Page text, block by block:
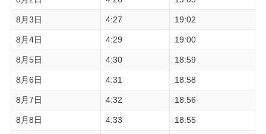
8月3日 4:27 19:02
8月4日 4:29 19:00
8月5日 4:30 18:59
8月6日 4:31 18:58
8月7日 4:32 18:56
8月8日 4:33 18:55